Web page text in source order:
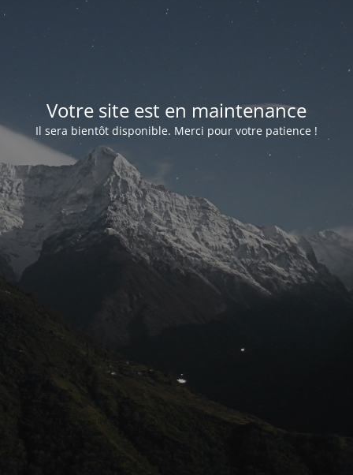
Votre site est en maintenance
Il sera bientôt disponible. Merci pour votre patience !